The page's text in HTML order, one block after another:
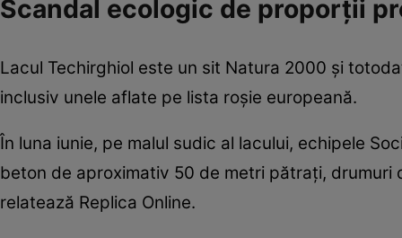
Scandal ecologic de proporții
Lacul Techirghiol este un sit Natura 2000 și
inclusiv unele aflate pe lista roșie europeană.
În luna iunie, pe malul sudic al lacului, echipele
beton de aproximativ 50 de metri pătrați,
relatează Replica Online.